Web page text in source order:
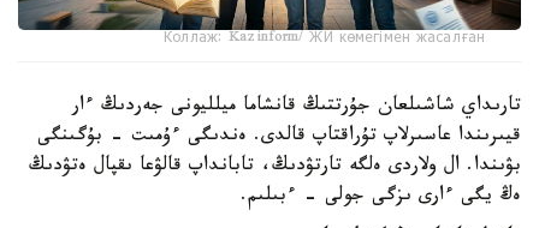
Коллаж: Kazinform/ ЖИ көмегімен жасалған
تارىداي شاشىلعان جۇرتتىڭ قانشاما ميلليونى جەردىڭ ءار
قيىرىندا عاسىرلاپ تۇراقتاپ قالدى. ەندىگى ءۇمىت - بۇگىنگى
بۋىندا. ال ولاردى ەلگە تارتۋدىڭ، تابانداپ قالۋعا ىقپال ەتۋدىڭ
ەڭ يگى ءارى ىزگى جولى - ءبىلىم.